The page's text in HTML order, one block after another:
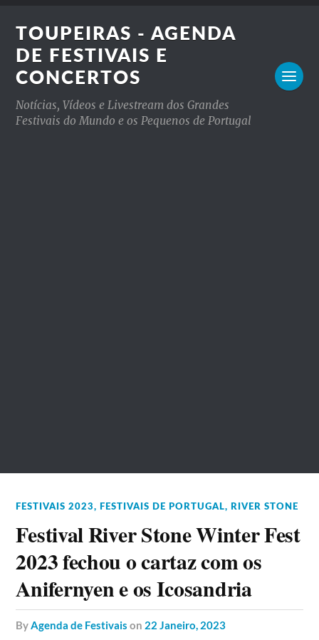
TOUPEIRAS - AGENDA
DE FESTIVAIS E
CONCERTOS
Notícias, Vídeos e Livestream dos Grandes
Festivais do Mundo e os Pequenos de Portugal
FESTIVAIS 2023, FESTIVAIS DE PORTUGAL, RIVER STONE
Festival River Stone Winter Fest
2023 fechou o cartaz com os
Anifernyen e os Icosandria
byAgenda de Festivais on 22 Janeiro, 2023